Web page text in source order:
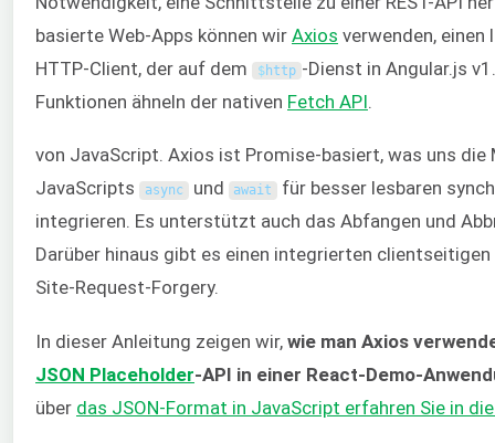
basierte Web-Apps können wir Axios verwenden,
HTTP-Client, der auf dem
$http -Dienst in Angular.js
Funktionen ähneln der nativen Fetch API
von JavaScript. Axios ist Promise-basiert, was uns die
JavaScripts
async und await
für besser lesbaren
integrieren. Es unterstützt auch das Abfangen und
Darüber hinaus gibt es einen integrierten
Site-Request-Forgery.
In dieser Anleitung zeigen wir, wie man Axios
JSON Placeholder-API in einer React-Demo-
über das JSON-Format in JavaScript erfahren Sie in